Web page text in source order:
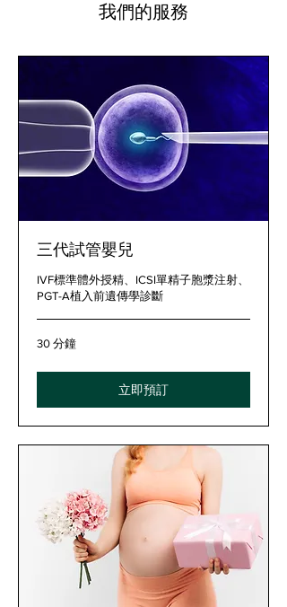
我們的服務
三代試管嬰兒
IVF標準體外授精、ICSI單精子胞漿注射、
PGT-A植入前遺傳學診斷
30 分鐘
立即預訂